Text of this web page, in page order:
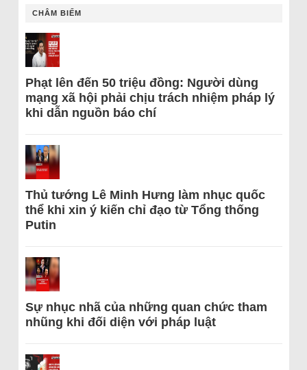
CHÂM BIẾM
Phạt lên đến 50 triệu đồng: Người dùng
mạng xã hội phải chịu trách nhiệm pháp lý
khi dẫn nguồn báo chí
Thủ tướng Lê Minh Hưng làm nhục quốc
thể khi xin ý kiến chỉ đạo từ Tổng thống
Putin
Sự nhục nhã của những quan chức tham
nhũng khi đối diện với pháp luật